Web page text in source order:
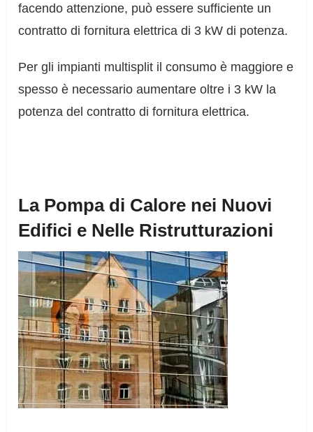
facendo attenzione, può essere sufficiente un
contratto di fornitura elettrica di 3 kW di potenza.
Per gli impianti multisplit il consumo è maggiore e
spesso è necessario aumentare oltre i 3 kW la
potenza del contratto di fornitura elettrica.
La Pompa di Calore nei Nuovi
Edifici e Nelle Ristrutturazioni